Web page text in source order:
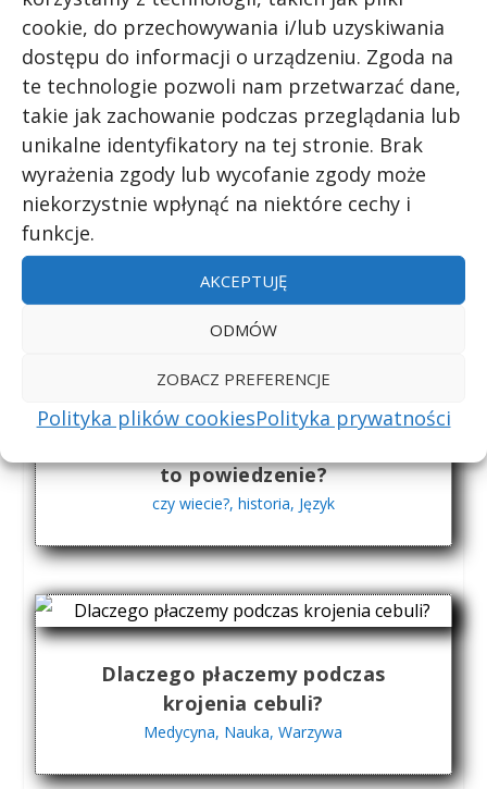
cookie, do przechowywania i/lub uzyskiwania
dostępu do informacji o urządzeniu. Zgoda na
te technologie pozwoli nam przetwarzać dane,
takie jak zachowanie podczas przeglądania lub
unikalne identyfikatory na tej stronie. Brak
wyrażenia zgody lub wycofanie zgody może
niekorzystnie wpłynąć na niektóre cechy i
funkcje.
AKCEPTUJĘ
ODMÓW
ZOBACZ PREFERENCJE
Polityka plików cookiesPolityka prywatności
czy wiecie? ,
Skąd się bierze czkawka i jak się jej
pozbyć?
to powiedzenie?
czy wiecie?, historia, Język
Dlaczego płaczemy podczas
krojenia cebuli?
Medycyna, Nauka,Warzywa